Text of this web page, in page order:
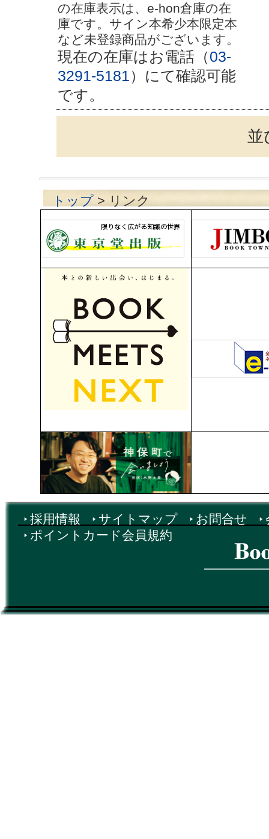
の在庫表示は、e-hon倉庫の在
庫です。サイン本希少本限定本
など未登録商品がございます。
現在の在庫はお電話（03-
3291-5181）にて確認可能
です。
並
トップ > リンク
採用情報 サイトマップ お問合せ
ポイントカード会員規約